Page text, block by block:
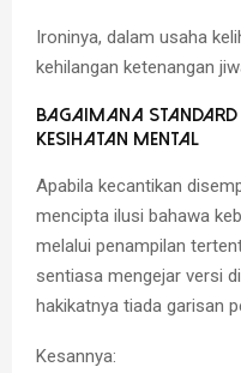
Ironinya, dalam usaha
kehilangan ketenangan
Bagaimana Standard
Kesihatan Mental
Apabila kecantikan
mencipta ilusi bahawa
melalui penampilan
sentiasa mengejar versi
hakikatnya tiada garisan
Kesannya: